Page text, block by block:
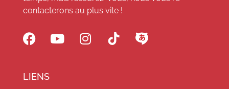
contacterons au plus vite !
LIENS